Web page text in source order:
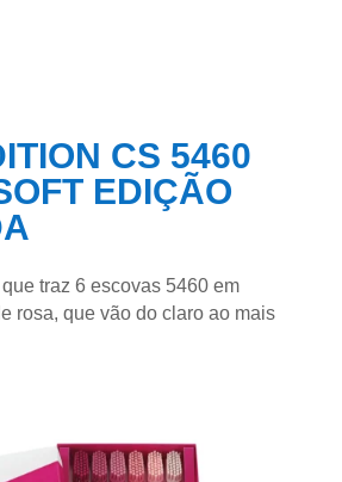
CS 5460
EDIÇÃO
traz 6 escovas 5460 em
rosa, que vão do claro ao mais